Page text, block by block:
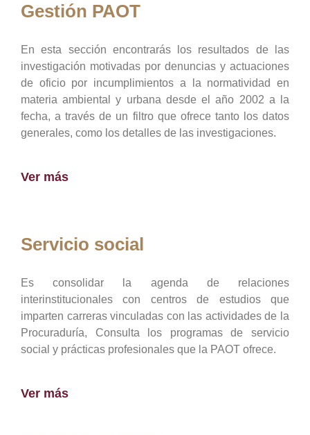
Gestión PAOT
En esta sección encontrarás los resultados de las
investigación motivadas por denuncias y actuaciones
de oficio por incumplimientos a la normatividad en
materia ambiental y urbana desde el año 2002 a la
fecha, a través de un filtro que ofrece tanto los datos
generales, como los detalles de las investigaciones.
Ver más
Servicio social
Es consolidar la agenda de relaciones
interinstitucionales con centros de estudios que
imparten carreras vinculadas con las actividades de la
Procuraduría, Consulta los programas de servicio
social y prácticas profesionales que la PAOT ofrece.
Ver más